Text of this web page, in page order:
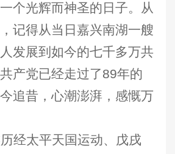
个光辉而神圣的日子。从
记得从当日嘉兴南湖一艘
发展到如今的七千多万共
产党已经走过了89年的
追昔，心潮澎湃，感慨万
经太平天国运动、戊戌